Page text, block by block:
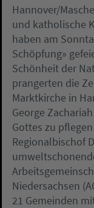
Hannover/
und katholische
haben am
Schöpfung»
Schönheit der
prangerten die
Marktkirche in
George
Gottes zu
Regionalbischof
Niedersachsen
21 Gemeinden